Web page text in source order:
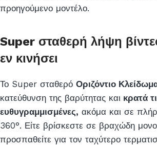
προηγούμενο μοντέλο.
Super σταθερή λήψη
εν κινήσει
Το Super σταθερό Οριζόντιο
κατεύθυνση της βαρύτητας και κρατά
ευθυγραμμισμένες, ακόμα και σε
360°. Είτε βρίσκεστε σε βραχώδη
προσπαθείτε για τον ταχύτερο